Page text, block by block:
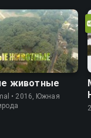
животные
• 2016, Южная